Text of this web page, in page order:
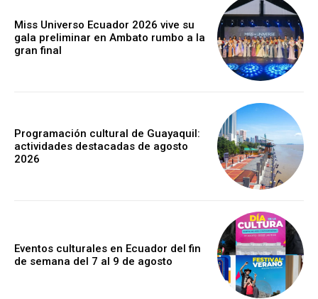
Miss Universo Ecuador 2026 vive su
gala preliminar en Ambato rumbo a la
gran final
Programación cultural de Guayaquil:
actividades destacadas de agosto
2026
Eventos culturales en Ecuador del fin
de semana del 7 al 9 de agosto